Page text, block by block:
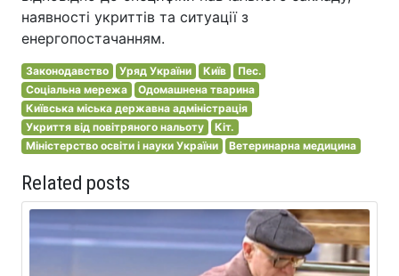
наявності укриттів та ситуації з
енергопостачанням.
Законодавство Уряд України Київ
Пес.
Соціальна мережа
Одомашнена тварина
Київська міська державна адміністрація
Укриття від повітряного нальоту
Кіт.
Міністерство освіти і науки України
Ветеринарна медицина
Related posts